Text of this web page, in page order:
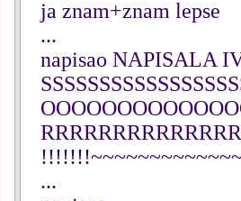
ja znam+znam lepse
...
napisao NAPISALA
...